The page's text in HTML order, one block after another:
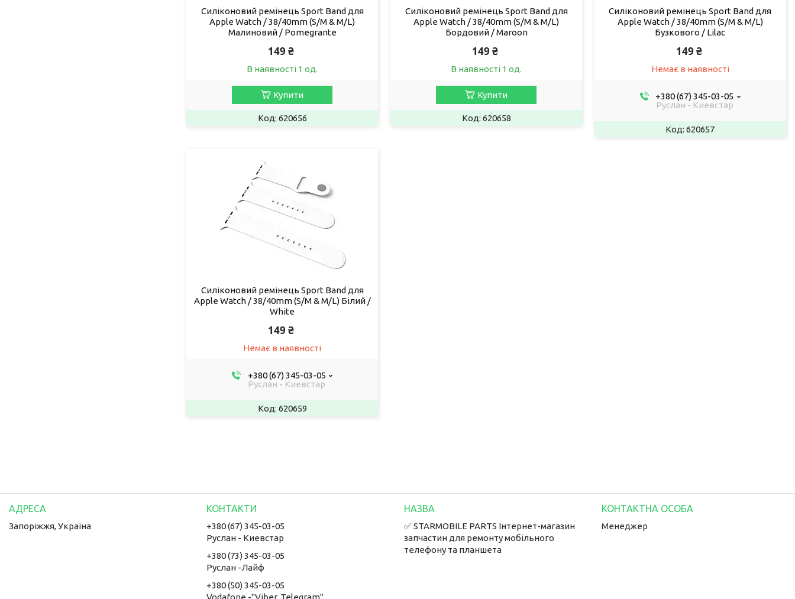
Силіконовий ремінець Sport Band для
Apple Watch / 38/40mm (S/M & M/L)
Малиновий / Pomegrante
149 ₴
В наявності 1 од.
Купити
620656
Силіконовий ремінець Sport Band для
Apple Watch / 38/40mm (S/M & M/L)
Бордовий / Maroon
149 ₴
В наявності 1 од.
Купити
620658
Силіконовий ремінець Sport Band для
Apple Watch / 38/40mm (S/M & M/L)
Бузкового / Lilac
149 ₴
Немає в наявності
+380 (67) 345-03-05
Руслан - Киевстар
620657
Силіконовий ремінець Sport Band для
Apple Watch / 38/40mm (S/M & M/L) Білий /
White
149 ₴
Немає в наявності
+380 (67) 345-03-05
Руслан - Киевстар
620659
Запоріжжя, Україна
+380 (67) 345-03-05
Руслан - Киевстар
+380 (73) 345-03-05
Руслан -Лайф
+380 (50) 345-03-05
Vodafone -"Viber, Telegram"
✅ STARMOBILE PARTS Інтернет-магазин
запчастин для ремонту мобільного
телефону та планшета
Менеджер